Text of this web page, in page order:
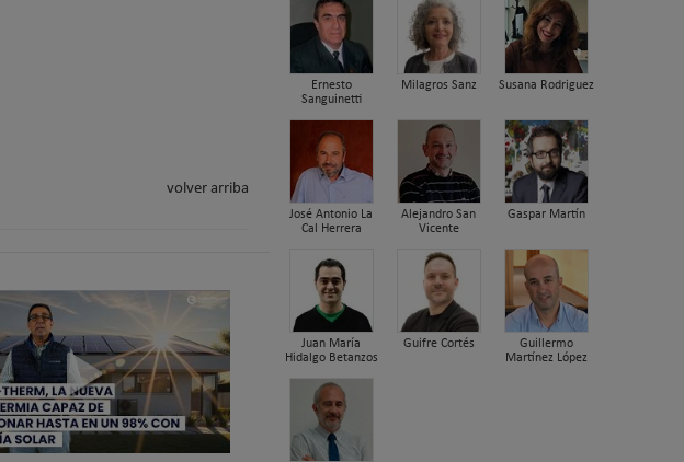
volver arriba
Ernesto
Sanguinetti
Milagros Sanz Susana Rodriguez
José Antonio La
Cal Herrera
Alejandro San
Vicente
Gaspar Martín
Juan María
Hidalgo Betanzos
Guifre Cortés
Guillermo
Martínez López